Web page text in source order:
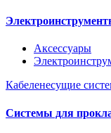
Аксессуары
Кабеленесущие
Системы для